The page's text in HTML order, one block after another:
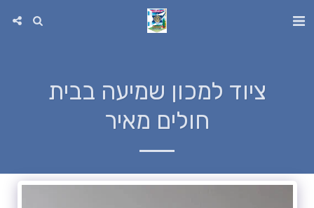
ציוד למכון שמיעה בבית
חולים מאיר